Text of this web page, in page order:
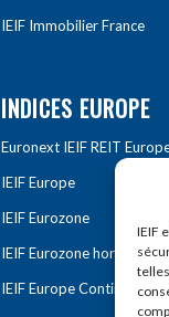
IEIF
IEIF Immobilier France
INDICES EUROPE
Euronext IEIF REIT
IEIF Europe
IEIF Eurozone
IEIF Eurozone hors France
IEIF Europe Continentale